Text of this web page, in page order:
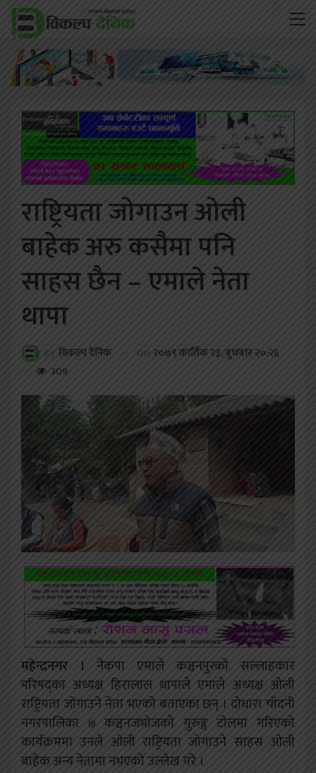
राष्ट्रियता जोगाउन ओली
बाहेक अरु कसैमा पनि
साहस छैन – एमाले नेता
थापा
By विकल्प दैनिक On २०७९ कार्तिक २३, बुधबार २०:२६
309
महेन्द्रनगर । नेकपा एमाले कञ्चनपुरको सल्लाहकार
परिषद्का अध्यक्ष हिरालाल थापाले एमाले अध्यक्ष ओली
राष्ट्रियता जोगाउने नेता भएको बताएका छन् । दोधारा चाँदनी
नगरपालिका ७ कञ्चनजभोजको गुरुङ्ग टोलमा गरिएको
कार्यक्रममा उनले ओली राष्ट्रियता जोगाउने साहस ओली
बाहेक अन्य नेतामा नभएको उल्लेख गरे ।